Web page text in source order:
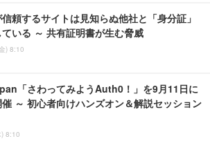
頼するサイトは見知らぬ他社と「身分証」
いる ～ 共有証明書が生む脅威
) 8:10
「さわってみようAuth0！」を9月11日に
～ 初心者向けハンズオン＆解説セッション
8:10